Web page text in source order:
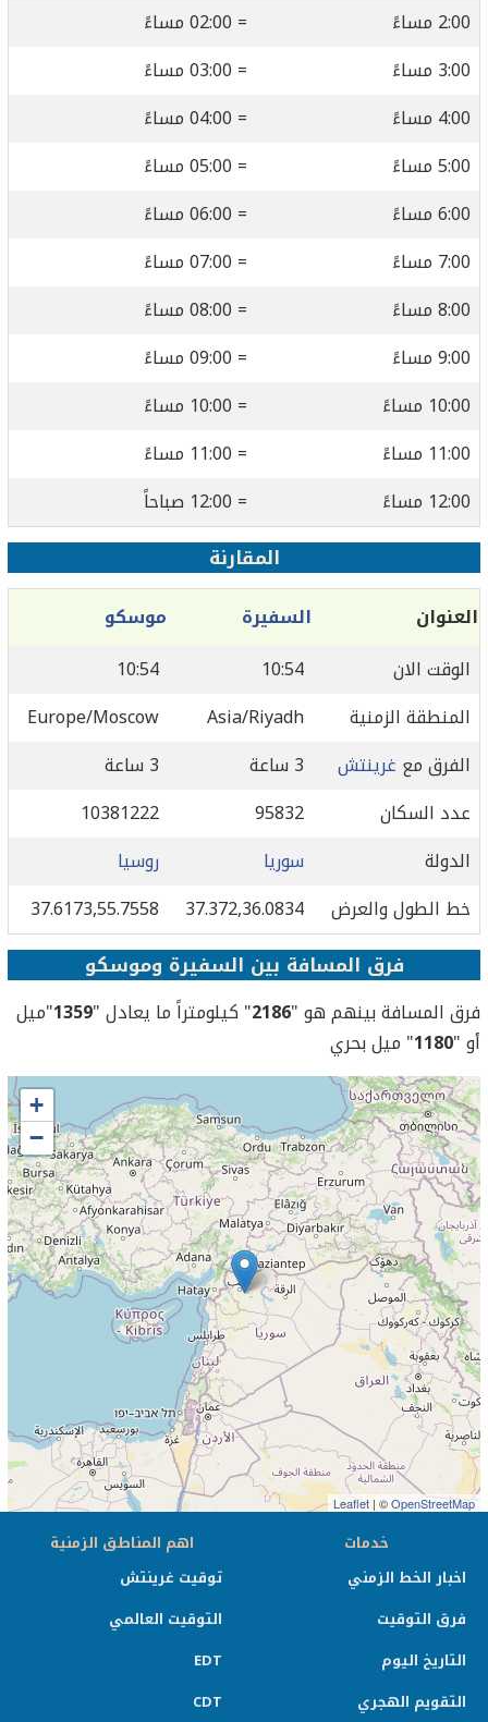
2:00 مساءً
= 02:00 مساءً
3:00 مساءً
= 03:00 مساءً
4:00 مساءً
= 04:00 مساءً
5:00 مساءً
= 05:00 مساءً
6:00 مساءً
= 06:00 مساءً
7:00 مساءً
= 07:00 مساءً
8:00 مساءً
= 08:00 مساءً
9:00 مساءً
= 09:00 مساءً
10:00 مساءً
= 10:00 مساءً
11:00 مساءً
= 11:00 مساءً
12:00 مساءً
= 12:00 صباحاً
المقارنة
العنوان السفيرة
موسكو
الوقت الان
10:54
10:54
المنطقة الزمنية
Asia/Riyadh
Europe/Moscow
الفرق مع غرينتش 3 ساعة
3 ساعة
عدد السكان
95832
10381222
الدولة
سوريا
روسيا
خط الطول والعرض
37.372,36.0834
37.6173,55.7558
فرق المسافة بين السفيرة وموسكو
فرق المسافة بينهم هو "2186" كيلومتراً ما يعادل "1359"ميل
أو "1180" ميل بحري
+
−
Leaflet | ©OpenStreetMap
خدمات
اخبار الخط الزمني
فرق التوقيت
التاريخ اليوم
التقويم الهجري
اهم المناطق الزمنية
توقيت غرينتش
التوقيت العالمي
EDT
CDT